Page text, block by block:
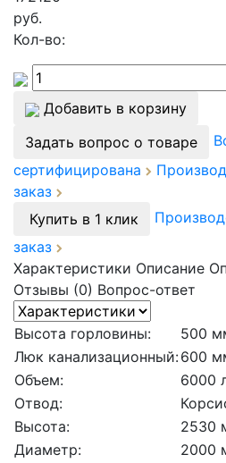
руб.
Кол-во:
Добавить в корзину
Задать вопрос о товаре
сертифицирована
заказ
Купить в 1 клик
заказ
Характеристики Описание
Отзывы (0) Вопрос-ответ
Высота горловины:
500
Люк канализационный:600
Объем:
6000
Отвод:
Высота:
2530
Диаметр:
2000